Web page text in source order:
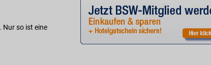
Nur so ist eine